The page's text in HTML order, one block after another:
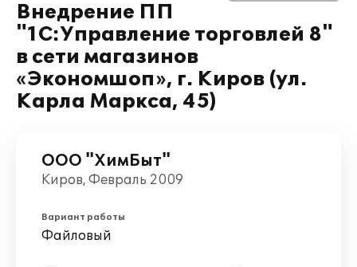
Внедрение ПП
"1С:Управление торговлей 8"
в сети магазинов
«Экономшоп», г. Киров (ул.
Карла Маркса, 45)
ООО "ХимБыт"
Киров, Февраль 2009
Вариант работы
Файловый